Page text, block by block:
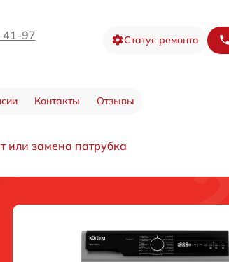
41-97 Статус ремонта
Контакты Отзывы
или замена патрубка